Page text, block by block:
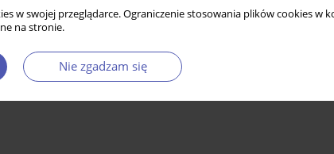
w swojej przeglądarce. Ograniczenie stosowania plików cookies w
na stronie.
Nie zgadzam się